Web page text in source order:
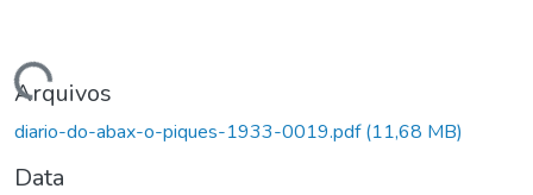
Carregando...
Arquivos
diario-do-abax-o-piques-1933-0019.pdf(11,68 MB)
Data